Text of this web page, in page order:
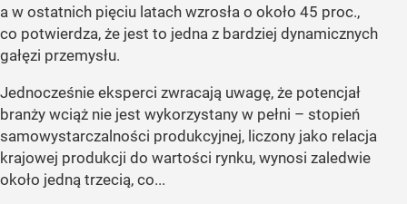
a w ostatnich pięciu latach wzrosła o około 45 proc.,
co potwierdza, że jest to jedna z bardziej dynamicznych
gałęzi przemysłu.
Jednocześnie eksperci zwracają uwagę, że potencjał
branży wciąż nie jest wykorzystany w pełni – stopień
samowystarczalności produkcyjnej, liczony jako relacja
krajowej produkcji do wartości rynku, wynosi zaledwie
około jedną trzecią, co...